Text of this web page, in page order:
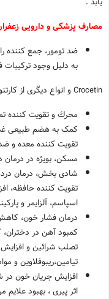
مصارف پزشکی و دارویی
ضد تومور، جمع کننده
به دلیل وجود
Crocetinو انواع دیگری از
محرك و تقویت کننده
کمک به هضم طبیعی
تقویت کننده معده و
مسکن، بویژه در درمان
شادی بخش، درمان
تقویت کننده حافظه،
اسپاسم، آلزایمر و
درمان فشار خون،
کمبود آهن در دختران،
تصلب شرائین و
تیامین،ریبوفلاوین و
افزایش جریان خون در
اثر پیری ، بهبود علایم